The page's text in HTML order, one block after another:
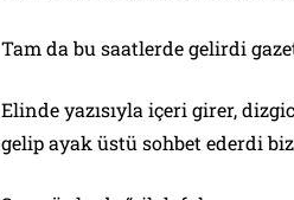
Tam da bu saatlerde gelirdi
Elinde yazısıyla içeri girer,
gelip ayak üstü sohbet ederdi